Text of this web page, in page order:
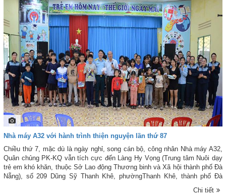
Nhà máy A32 với hành trình thiện nguyện lần thứ 87
Chiều thứ 7, mặc dù là ngày nghỉ, song cán bộ, công nhân Nhà máy A32,
Quân chủng PK-KQ vẫn tích cực đến Làng Hy Vọng (Trung tâm Nuôi dạy
trẻ em khó khăn, thuộc Sở Lao động Thương binh và Xã hội thành phố Đà
Nẵng), số 209 Dũng Sỹ Thanh Khê, phườngThanh Khê, thành phố Đà
Chi tiết